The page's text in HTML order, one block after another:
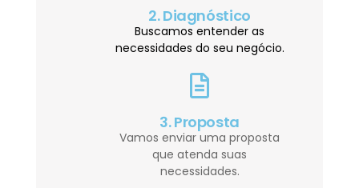
2. Diagnóstico
Buscamos entender as
necessidades do seu negócio.
3. Proposta
Vamos enviar uma proposta
que atenda suas
necessidades.